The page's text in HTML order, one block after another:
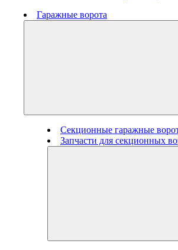
Гаражные ворота
Секционные гаражные
Запчасти для секционных